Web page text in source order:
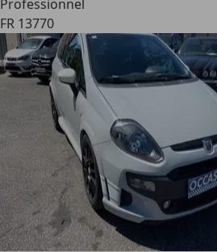
Professionnel
FR 13770